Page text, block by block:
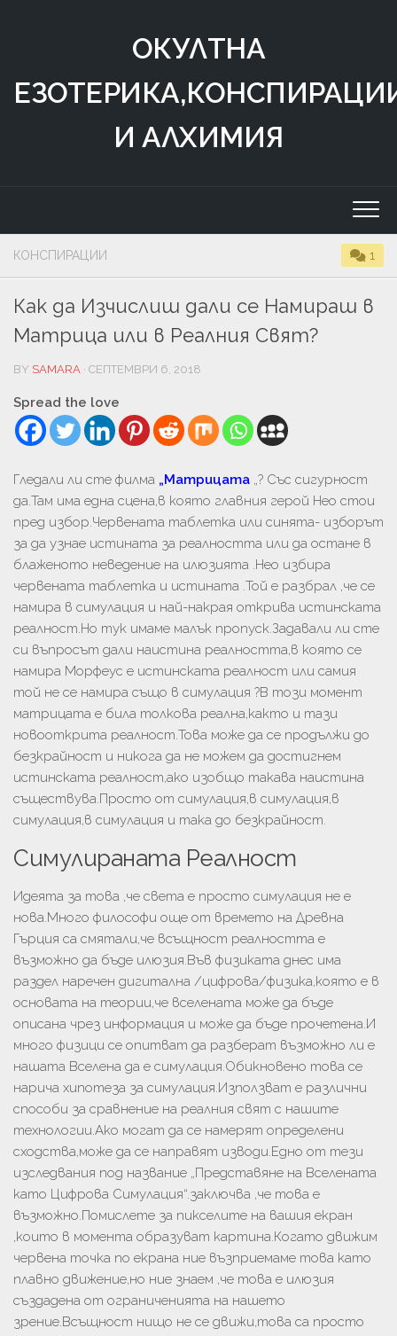
ОКУЛТНА
И АЛХИМИЯ
КОНСПИРАЦИИ 1
Как да Изчислиш дали се Намираш в
Матрица или в Реалния Свят?
BY SAMARA · СЕПТЕМВРИ 6, 2018
Spread the love
Гледали ли сте филма „Матрицата „? Със сигурност
да.Там има една сцена,в която главния герой Нео стои
пред избор.Червената таблетка или синята- изборът
за да узнае истината за реалността или да остане в
блаженото неведение на илюзията .Нео избира
червената таблетка и истината .Той е разбрал ,че се
намира в симулация и най-накрая открива истинската
реалност.Но тук имаме малък пропуск.Задавали ли сте
си въпросът дали наистина реалността,в която се
намира Морфеус е истинската реалност или самия
той не се намира също в симулация ?В този момент
матрицата е била толкова реална,както и тази
новооткрита реалност.Това може да се продължи до
безкрайност и никога да не можем да достигнем
истинската реалност,ако изобщо такава наистина
съществува.Просто от симулация,в симулация,в
симулация,в симулация и така до безкрайност.
Симулираната Реалност
Идеята за това ,че света е просто симулация не е
нова.Много философи още от времето на Древна
Гърция са смятали,че всъщност реалността е
възможно да бъде илюзия.Във физиката днес има
раздел наречен дигитална /цифрова/физика,която е в
основата на теории,че вселената може да бъде
описана чрез информация и може да бъде прочетена.И
много физици се опитват да разберат възможно ли е
нашата Вселена да е симулация.Обикновено това се
нарича хипотеза за симулация.Използват е различни
способи за сравнение на реалния свят с нашите
технологии.Ако могат да се намерят определени
сходства,може да се направят изводи.Едно от тези
изследвания под название „Представяне на Вселената
като Цифрова Симулация“.заключва ,че това е
възможно.Помислете за пикселите на вашия екран
,които в момента образуват картина.Когато движим
червена точка по екрана ние възприемаме това като
плавно движение,но ние знаем ,че това е илюзия
създадена от ограниченията на нашето
зрение.Всъщност нищо не се движи,това са просто